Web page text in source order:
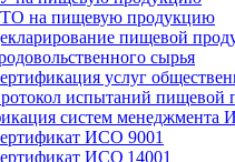
на пищевую продукцию
пищевой
сырья
услуг
испытаний пищевой
систем менеджмента
ИСО 9001
ИСО 14001